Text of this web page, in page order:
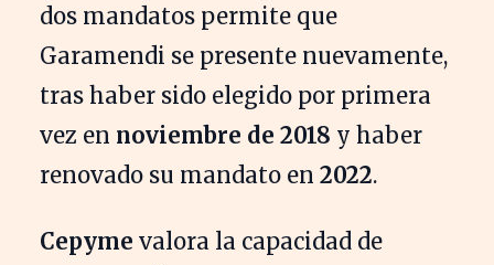
dos mandatos permite que
Garamendi se presente nuevamente,
tras haber sido elegido por primera
vez en noviembre de 2018 y haber
renovado su mandato en 2022.
Cepyme valora la capacidad de